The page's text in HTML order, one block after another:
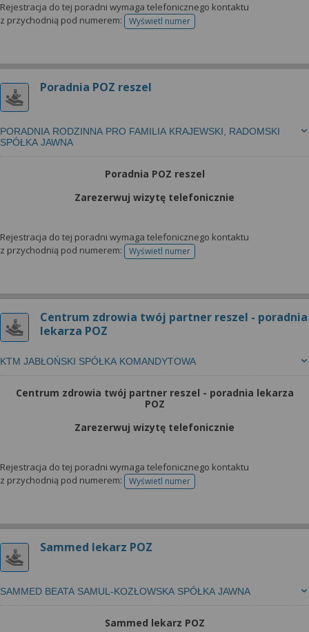
Rejestracja do tej poradni wymaga telefonicznego kontaktu
z przychodnią pod numerem:
Wyświetl numertelefonu do rejestracji
Poradnia POZ reszel
PORADNIA RODZINNA PRO FAMILIA KRAJEWSKI, RADOMSKI
SPÓŁKA JAWNA
Poradnia POZ reszel
Zarezerwuj wizytę telefonicznie
Rejestracja do tej poradni wymaga telefonicznego kontaktu
z przychodnią pod numerem:
Wyświetl numertelefonu do rejestracji
Centrum zdrowia twój partner reszel - poradnia
lekarza POZ
KTM JABŁOŃSKI SPÓŁKA KOMANDYTOWA
Centrum zdrowia twój partner reszel - poradnia lekarza
POZ
Zarezerwuj wizytę telefonicznie
Rejestracja do tej poradni wymaga telefonicznego kontaktu
z przychodnią pod numerem:
Wyświetl numertelefonu do rejestracji
Sammed lekarz POZ
SAMMED BEATA SAMUL-KOZŁOWSKA SPÓŁKA JAWNA
Sammed lekarz POZ